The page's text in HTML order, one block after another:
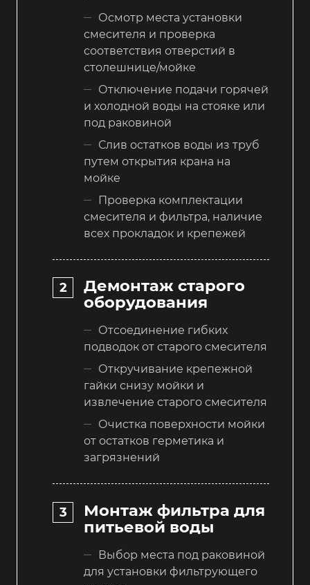
Осмотр места установки
смесителя и проверка
соответствия отверстий в
столешнице/мойке
Отключение подачи горячей
и холодной воды на стояке или
под раковиной
Слив остатков воды из труб
путем открытия крана на
мойке
Проверка комплектации
смесителя и фильтра, наличие
всех прокладок и крепежей
Демонтаж старого
оборудования
Отсоединение гибких
подводок от старого смесителя
Откручивание крепежной
гайки снизу мойки и
извлечение старого смесителя
Очистка поверхности мойки
от остатков герметика и
загрязнений
Монтаж фильтра для
питьевой воды
Выбор места под раковиной
для установки фильтрующего